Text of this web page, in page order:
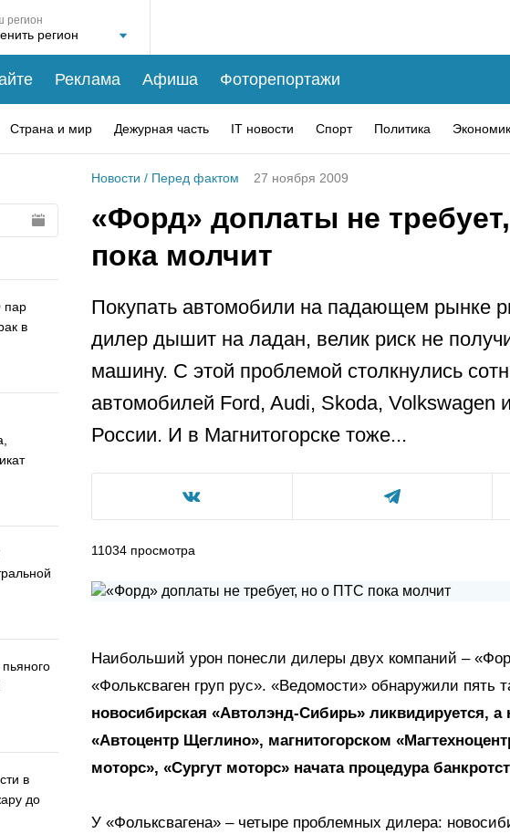
регион
Реклама Афиша Фоторепортажи
Страна и мир Дежурная часть IT новости Спорт Политика
пар
в
в
до
Новости / Перед фактом 27 ноября 2009
«Форд» доплаты не
пока молчит
Покупать автомобили на падающем рынке
дилер дышит на ладан, велик риск не
машину. С этой проблемой столкнулись
автомобилей Ford, Audi, Skoda, Volkswagen
России. И в Магнитогорске тоже...
11034 просмотра
Наибольший урон понесли дилеры двух компаний –
«Фольксваген груп рус». «Ведомости» обнаружили пять
новосибирская «Автолэнд-Сибирь» ликвидируется, а
«Автоцентр Щеглино», магнитогорском
моторс», «Сургут моторс» начата процедура
У «Фольксвагена» – четыре проблемных дилера: